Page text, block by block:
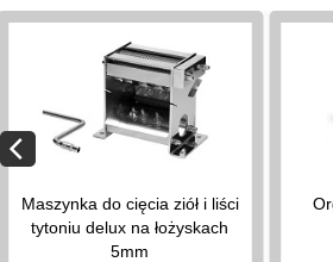
Maszynka do cięcia ziół i liści
tytoniu delux na łożyskach
5mm